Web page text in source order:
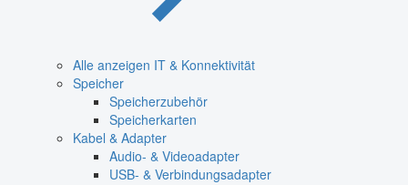
Alle anzeigen IT & Konnektivität
Speicher
Speicherzubehör
Speicherkarten
Kabel & Adapter
Audio- & Videoadapter
USB- & Verbindungsadapter